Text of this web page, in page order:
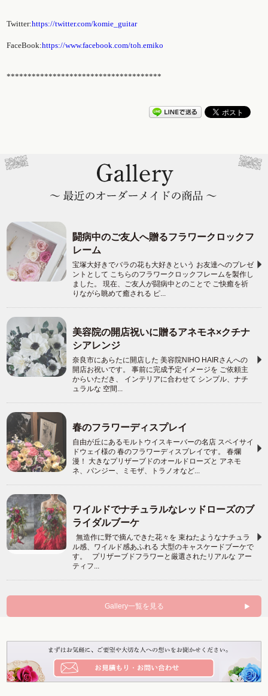
Twitter:https://twitter.com/komie_guitar
FaceBook:https://www.facebook.com/toh.emiko
*************************************
闘病中のご友人へ贈るフラワークロックフ
レーム
宝塚大好きでバラの花も大好きという お友達へのプレゼ
ントとして こちらのフラワークロックフレームを製作し
ました。 現在、ご友人が闘病中とのことで ご快癒を祈
りながら眺めて癒される ピ...
美容院の開店祝いに贈るアネモネ×クチナ
シアレンジ
奈良市にあらたに開店した 美容院NIHO HAIRさんへの
開店お祝いです。 事前に完成予定イメージを ご依頼主
からいただき、 インテリアに合わせて シンプル、ナチ
ュラルな 空間...
春のフラワーディスプレイ
自由が丘にあるモルトウイスキーバーの名店 スペイサイ
ドウェイ様の 春のフラワーディスプレイです。 春爛
漫！ 大きなプリザーブドのオールドローズと アネモ
ネ、パンジー、ミモザ、トラノオなど...
ワイルドでナチュラルなレッドローズのブ
ライダルブーケ
無造作に野で摘んできた花々を 束ねたようなナチュラ
ル感、ワイルド感あふれる 大型のキャスケードブーケで
す。 プリザーブドフラワーと厳選されたリアルな アー
ティフ...
Gallery一覧を見る